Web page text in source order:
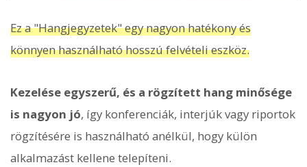
Ez a "Hangjegyzetek" egy nagyon hatékony és
könnyen használható hosszú felvételi eszköz.
Kezelése egyszerű, és a rögzített hang minősége
is nagyon jó, így konferenciák, interjúk vagy riportok
rögzítésére is használható anélkül, hogy külön
alkalmazást kellene telepíteni.